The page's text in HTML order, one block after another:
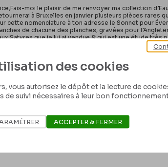
moi le plaisir de me renvoyer ma collection
à Bruxelles en janvier plusieurs pièces rares
nomenclature à ton adresse le Sonnet pour
de chacune des planches, gravées pour
Satyres que je lui ai vendue & qui est une étude très
Dans deux mois le 15 janvier je vais habiter au
des cookies
vous autorisez le dépôt et la lecture de
de suivi nécessaires à leur bon
ACCEPTER & FERMER